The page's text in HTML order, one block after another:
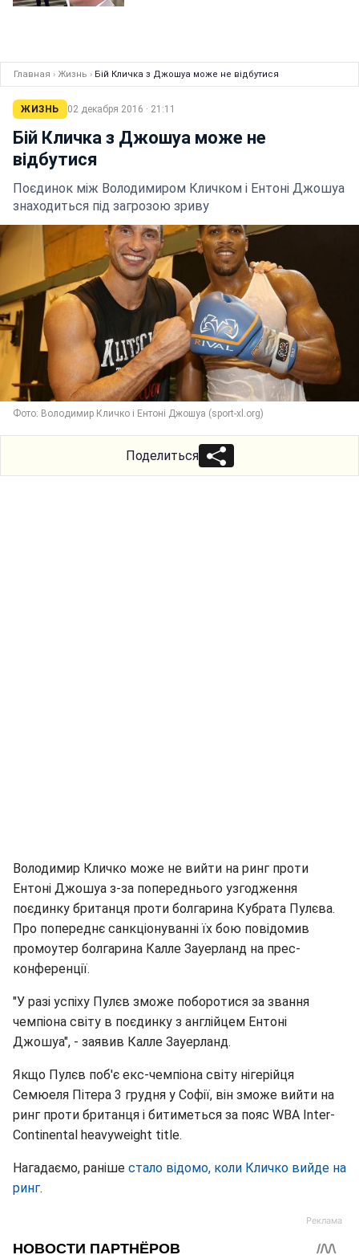
Главная › Жизнь › Бій Кличка з Джошуа може не відбутися
ЖИЗНЬ 02 декабря 2016 · 21:11
Бій Кличка з Джошуа може не
відбутися
Поєдинок між Володимиром Кличком і Ентоні Джошуа
знаходиться під загрозою зриву
Фото: Володимир Кличко і Ентоні Джошуа (sport-xl.org)
Поделиться
Володимир Кличко може не вийти на ринг проти
Ентоні Джошуа з-за попереднього узгодження
поєдинку британця проти болгарина Кубрата Пулєва.
Про попереднє санкціонуванні їх бою повідомив
промоутер болгарина Калле Зауерланд на прес-
конференції.
"У разі успіху Пулєв зможе поборотися за звання
чемпіона світу в поєдинку з англійцем Ентоні
Джошуа", - заявив Калле Зауерланд.
Якщо Пулєв поб'є екс-чемпіона світу нігерійця
Семюеля Пітера 3 грудня у Софії, він зможе вийти на
ринг проти британця і битиметься за пояс WBA Inter-
Continental heavyweight title.
Нагадаємо, раніше стало відомо, коли Кличко вийде на
ринг.